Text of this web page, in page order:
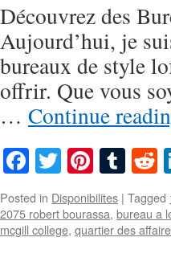
Découvrez des
Aujourd’hui, je
bureaux de style
offrir. Que vous
… Continue
Facebook
Twitter
Posted in Disponibilites | Tagged
2075 robert bourassa, bureau a
mcgill college, quartier des